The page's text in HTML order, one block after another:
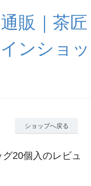
販｜茶匠
ンショッ
ショップへ戻る
20個入のレビュ